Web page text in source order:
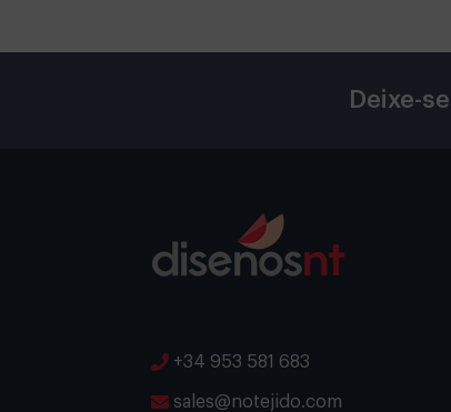
Deixe-
+34 953 581 683
sales@notejido.com